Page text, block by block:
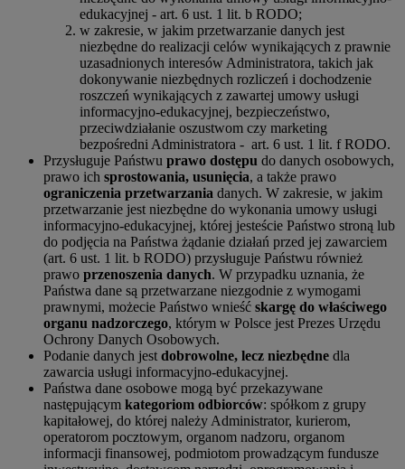
edukacyjnej - art. 6 ust. 1 lit. b RODO;
w zakresie, w jakim przetwarzanie danych jest
niezbędne do realizacji celów wynikających z prawnie
uzasadnionych interesów Administratora, takich jak
dokonywanie niezbędnych rozliczeń i dochodzenie
roszczeń wynikających z zawartej umowy usługi
informacyjno-edukacyjnej, bezpieczeństwo,
przeciwdziałanie oszustwom czy marketing
bezpośredni Administratora - art. 6 ust. 1 lit. f RODO.
Przysługuje Państwu prawo dostępu do danych osobowych,
prawo ich sprostowania, usunięcia, a także prawo
ograniczenia przetwarzania danych. W zakresie, w jakim
przetwarzanie jest niezbędne do wykonania umowy usługi
informacyjno-edukacyjnej, której jesteście Państwo stroną lub
do podjęcia na Państwa żądanie działań przed jej zawarciem
(art. 6 ust. 1 lit. b RODO) przysługuje Państwu również
prawo przenoszenia danych. W przypadku uznania, że
Państwa dane są przetwarzane niezgodnie z wymogami
prawnymi, możecie Państwo wnieść skargę do właściwego
organu nadzorczego, którym w Polsce jest Prezes Urzędu
Ochrony Danych Osobowych.
Podanie danych jestdobrowolne, lecz niezbędne dla
zawarcia usługi informacyjno-edukacyjnej.
Państwa dane osobowe mogą być przekazywane
następującym kategoriom odbiorców: spółkom z grupy
kapitałowej, do której należy Administrator, kurierom,
operatorom pocztowym, organom nadzoru, organom
informacji finansowej, podmiotom prowadzącym fundusze